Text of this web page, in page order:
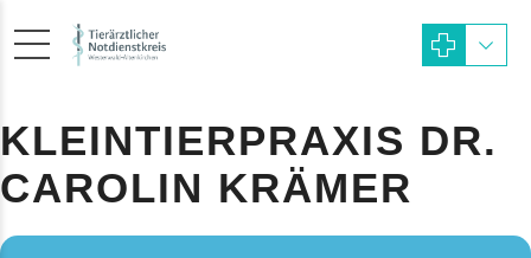
KLEINTIERPRAXIS DR.
CAROLIN KRÄMER